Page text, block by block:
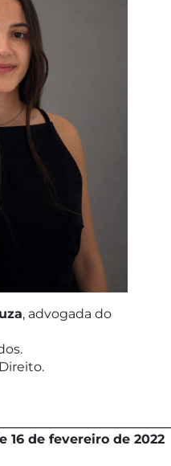
, advogada do
16 de fevereiro de 2022